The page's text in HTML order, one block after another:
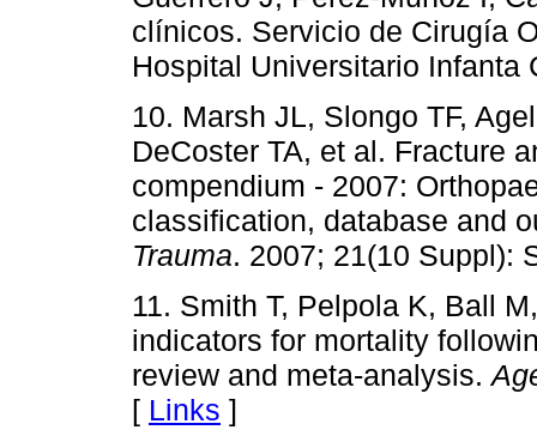
clínicos. Servicio de Cirugía
Hospital Universitario
10. Marsh JL, Slongo TF,
DeCoster TA, et al. Fracture
compendium - 2007:
classification, database and
Trauma. 2007; 21(10 Suppl):
11. Smith T, Pelpola K, Ball
indicators for mortality
review and meta-analysis.
[ Links ]